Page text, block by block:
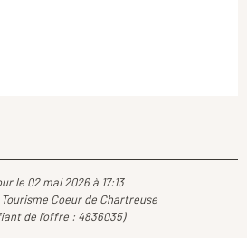
le 02 mai 2026 à 17:13
Coeur de Chartreuse
de l'offre : 4836035)